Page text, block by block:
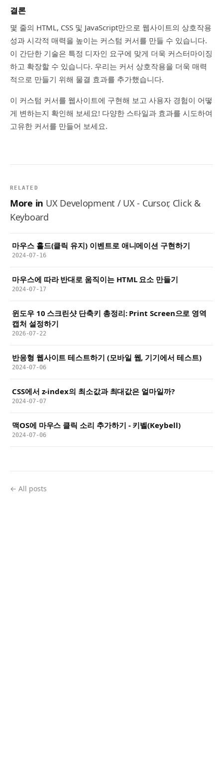
결론
몇 줄의 HTML, CSS 및 JavaScript만으로 웹사이트의 상호작용
성과 시각적 매력을 높이는 커스텀 커서를 만들 수 있습니다.
이 간단한 기술은 특정 디자인 요구에 맞게 더욱 커스터마이징
하고 확장할 수 있습니다. 우리는 커서 상호작용을 더욱 매력
적으로 만들기 위해 물결 효과를 추가했습니다.
이 커스텀 커서를 웹사이트에 구현해 보고 사용자 경험이 어떻
게 변하는지 확인해 보세요! 다양한 스타일과 효과를 시도하여
고유한 커서를 만들어 보세요.
RELATED
More in UX Development / UX - Cursor, Click &
Keyboard
마우스 홀드(클릭 유지) 이벤트로 애니메이션 구현하기
2024-07-16
마우스에 따라 반대로 움직이는 HTML 요소 만들기
2024-07-17
윈도우 10 스크린샷 단축키 총정리: Print Screen으로 영역
캡처 설정하기
2026-07-22
반응형 웹사이트 테스트하기 (모바일 웹, 기기에서 테스트)
2024-07-06
CSS에서 z-index의 최소값과 최대값은 얼마일까?
2024-07-07
맥OS에 마우스 클릭 소리 추가하기 - 키벨(Keybell)
2024-07-06
← All posts